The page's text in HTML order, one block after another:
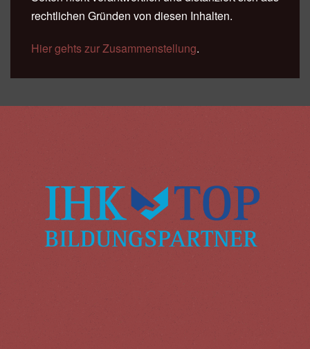
rechtlichen Gründen von diesen Inhalten.
Hier gehts zur Zusammenstellung.